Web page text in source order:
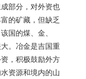
部分，对外资也
的矿藏，但缺乏
国的煤、金、
。冶金是吉国重
，积极鼓励外方
资源和境内的山